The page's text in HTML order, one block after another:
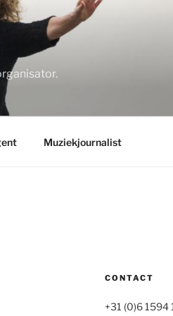
Muziekjournalist
CONTACT
+31 (0)6 1594